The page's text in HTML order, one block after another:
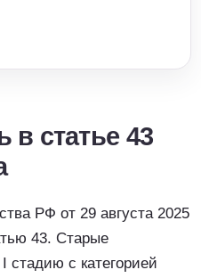
в статье 43
РФ от 29 августа 2025
43. Старые
с категорией